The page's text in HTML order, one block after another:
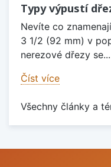
Typy výpustí
Nevíte co
3 1/2 (92 mm) v
nerezové dřezy se...
Číst více
Všechny články a